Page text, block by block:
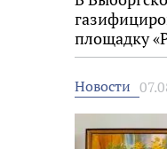
площадку
Новости